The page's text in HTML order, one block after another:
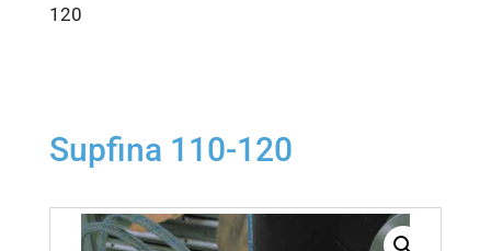
120
Supfina 110-120